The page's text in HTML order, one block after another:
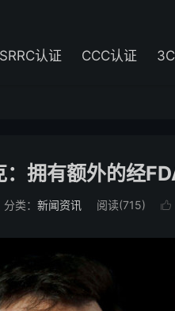
SRRC认证 CCC认证
：拥有额外的经
分类： 新闻资讯 阅读(715) 